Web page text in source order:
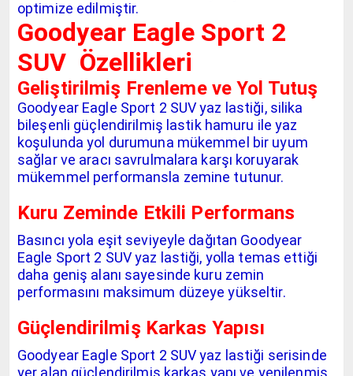
optimize edilmiştir.
Goodyear Eagle Sport 2
SUV Özellikleri
Geliştirilmiş Frenleme ve Yol Tutuş
Goodyear Eagle Sport 2 SUV yaz lastiği, silika
bileşenli güçlendirilmiş lastik hamuru ile yaz
koşulunda yol durumuna mükemmel bir uyum
sağlar ve aracı savrulmalara karşı koruyarak
mükemmel performansla zemine tutunur.
Kuru Zeminde Etkili Performans
Basıncı yola eşit seviyeyle dağıtan Goodyear
Eagle Sport 2 SUV yaz lastiği, yolla temas ettiği
daha geniş alanı sayesinde kuru zemin
performasını maksimum düzeye yükseltir.
Güçlendirilmiş Karkas Yapısı
Goodyear Eagle Sport 2 SUV yaz lastiği serisinde
yer alan güçlendirilmiş karkas yapı ve yenilenmiş